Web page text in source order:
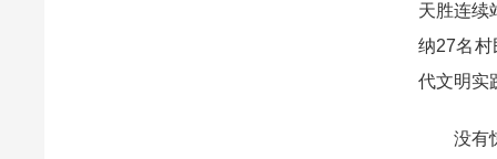
天胜连续
纳27名
代文明实
没有惊